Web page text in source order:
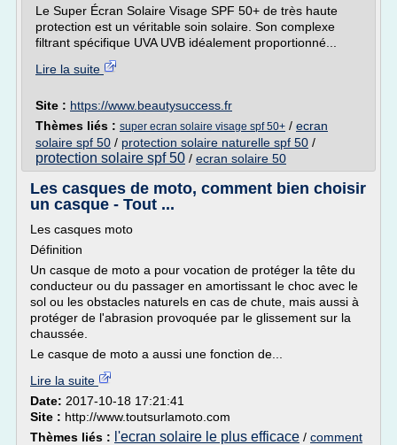
Le Super Écran Solaire Visage SPF 50+ de très haute
protection est un véritable soin solaire. Son complexe
filtrant spécifique UVA UVB idéalement proportionné...
Lire la suite
Site : https://www.beautysuccess.fr
Thèmes liés : super ecran solaire visage spf 50+ / ecran
solaire spf 50 / protection solaire naturelle spf 50 /
protection solaire spf 50 / ecran solaire 50
Les casques de moto, comment bien choisir
un casque - Tout ...
Les casques moto
Définition
Un casque de moto a pour vocation de protéger la tête du
conducteur ou du passager en amortissant le choc avec le
sol ou les obstacles naturels en cas de chute, mais aussi à
protéger de l'abrasion provoquée par le glissement sur la
chaussée.
Le casque de moto a aussi une fonction de...
Lire la suite
Date: 2017-10-18 17:21:41
Site : http://www.toutsurlamoto.com
Thèmes liés : l'ecran solaire le plus efficace / comment